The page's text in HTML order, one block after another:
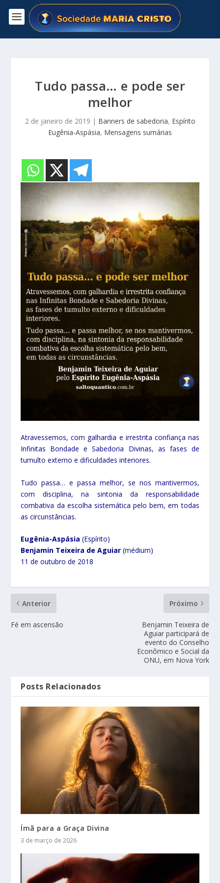
Tudo passa… e pode ser
melhor
2 de janeiro de 2019 | Banners de sabedoria, Espírito
Eugênia-Aspásia, Mensagens sumárias
Atravessemos, com galhardia e irrestrita confiança nas
Infinitas Bondade e Sabedoria Divinas, as fases de
tumulto externo e dificuldades interiores.
Tudo passa… e passa melhor, se nos mantivermos,
com disciplina, na sintonia da responsabilidade
combativa da escolha sistemática pelo bem, em todas
as circunstâncias.
Eugênia-Aspásia (Espírito)
Benjamin Teixeira de Aguiar (médium)
11 de outubro de 2018
Anterior
Fé em ascensão
Próximo
Benjamin Teixeira de
Aguiar participará de
evento do Conselho
Econômico e Social da
ONU, em Nova York
Posts Relacionados
Ímã para a Graça Divina
3 de março de 2026